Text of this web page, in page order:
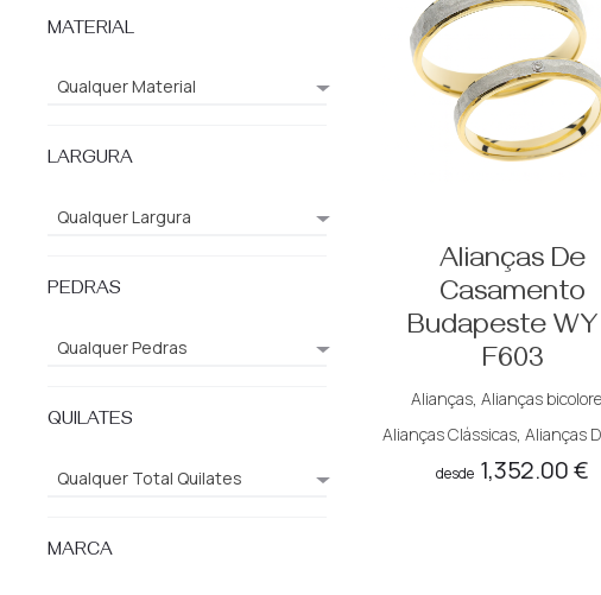
Alianças De
Casamento
Budapeste WY
F603
Alianças, Alianças
Alianças Clássicas,Alianças
desde 1,352.00€
MATERIAL
Qualquer Material
LARGURA
Qualquer Largura
PEDRAS
Qualquer Pedras
QUILATES
Qualquer Total Quilates
MARCA